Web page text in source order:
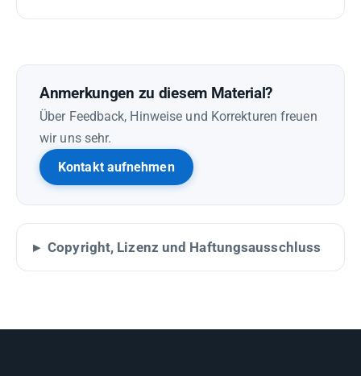
Anmerkungen zu diesem Material?
Über Feedback, Hinweise und Korrekturen freuen
wir uns sehr.
Kontakt aufnehmen
Copyright, Lizenz und Haftungsausschluss